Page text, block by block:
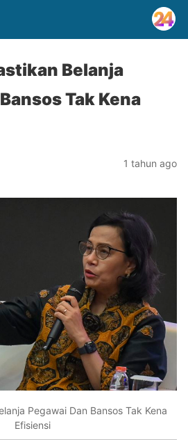
Belanja
Tak Kena
1 tahun ago
Pegawai Dan Bansos Tak Kena
Efisiensi